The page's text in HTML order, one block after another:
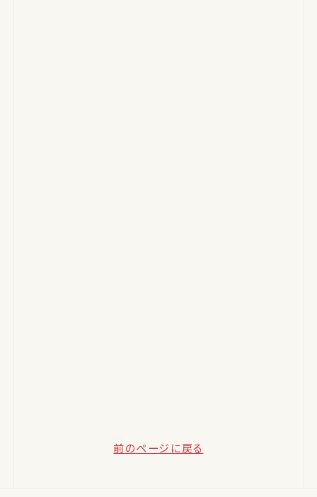
前のページに戻る